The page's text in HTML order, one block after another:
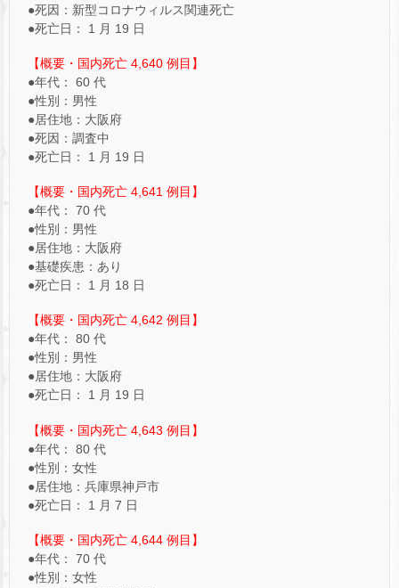
●死因：新型コロナウィルス関連死亡
●死亡日： 1 月 19 日
【概要・国内死亡 4,640 例目】
●年代： 60 代
●性別：男性
●居住地：大阪府
●死因：調査中
●死亡日： 1 月 19 日
【概要・国内死亡 4,641 例目】
●年代： 70 代
●性別：男性
●居住地：大阪府
●基礎疾患：あり
●死亡日： 1 月 18 日
【概要・国内死亡 4,642 例目】
●年代： 80 代
●性別：男性
●居住地：大阪府
●死亡日： 1 月 19 日
【概要・国内死亡 4,643 例目】
●年代： 80 代
●性別：女性
●居住地：兵庫県神戸市
●死亡日： 1 月 7 日
【概要・国内死亡 4,644 例目】
●年代： 70 代
●性別：女性